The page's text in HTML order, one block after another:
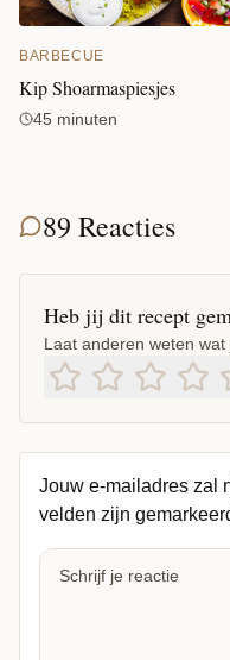
BARBECUE
Kip Shoarmaspiesjes
45 minuten
89 Reacties
Heb jij dit recept
Laat anderen weten
Jouw e-mailadres zal
velden zijn